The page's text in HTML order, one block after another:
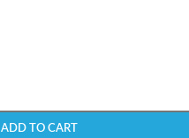
ADD TO CART